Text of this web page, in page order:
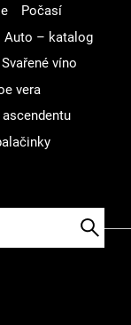
Počasí
Auto – katalog
Svařené víno
vera